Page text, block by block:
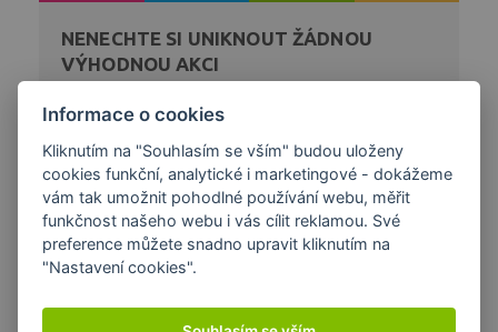
NENECHTE SI UNIKNOUT ŽÁDNOU
VÝHODNOU AKCI
Zaregistrujte se k bezplatnému zasílání novinek a akcí
DÁREK K NÁKUPU
Informace o cookies
Kliknutím na "Souhlasím se vším" budou uloženy
cookies funkční, analytické i marketingové - dokážeme
vám tak umožnit pohodlné používání webu, měřit
funkčnost našeho webu i vás cílit reklamou. Své
preference můžete snadno upravit kliknutím na
"Nastavení cookies".